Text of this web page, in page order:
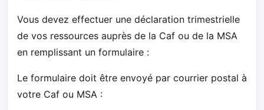
Vous devez effectuer une déclaration trimestrielle
de vos ressources auprès de la Caf ou de la MSA
en remplissant un formulaire :
Le formulaire doit être envoyé par courrier postal à
votre Caf ou MSA :